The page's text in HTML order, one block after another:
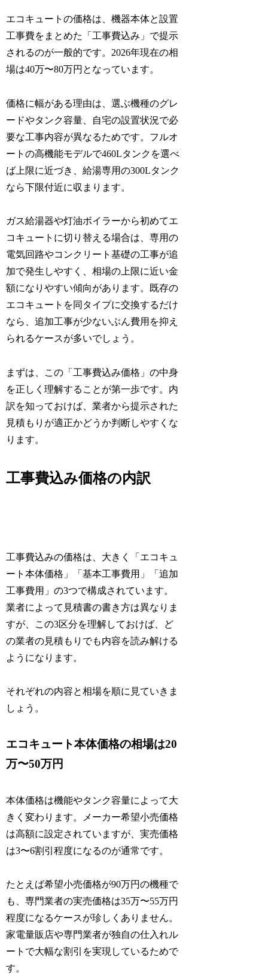
エコキュートの価格は、機器本体と設置
工事費をまとめた「工事費込み」で提示
されるのが一般的です。2026年現在の相
場は40万〜80万円となっています。
価格に幅がある理由は、選ぶ機種のグレ
ードやタンク容量、自宅の設置状況で必
要な工事内容が異なるためです。フルオ
ートの高機能モデルで460Lタンクを選べ
ば上限に近づき、給湯専用の300Lタンク
なら下限付近に収まります。
ガス給湯器や灯油ボイラーから初めてエ
コキュートに切り替える場合は、専用の
電気回路やコンクリート基礎の工事が追
加で発生しやすく、相場の上限に近い金
額になりやすい傾向があります。既存の
エコキュートを同タイプに交換するだけ
なら、追加工事が少ないぶん費用を抑え
られるケースが多いでしょう。
まずは、この「工事費込み価格」の中身
を正しく理解することが第一歩です。内
訳を知っておけば、業者から提示された
見積もりが適正かどうか判断しやすくな
ります。
工事費込み価格の内訳
工事費込みの価格は、大きく「エコキュ
ート本体価格」「基本工事費用」「追加
工事費用」の3つで構成されています。
業者によって見積書の書き方は異なりま
すが、この3区分を理解しておけば、ど
の業者の見積もりでも内容を読み解ける
ようになります。
それぞれの内容と相場を順に見ていきま
しょう。
エコキュート本体価格の相場は20
万〜50万円
本体価格は機能やタンク容量によって大
きく変わります。メーカー希望小売価格
は高額に設定されていますが、実売価格
は3〜6割引程度になるのが通常です。
たとえば希望小売価格が90万円の機種で
も、専門業者の実売価格は35万〜55万円
程度になるケースが珍しくありません。
家電量販店や専門業者が独自の仕入れル
ートで大幅な割引を実現しているためで
す。